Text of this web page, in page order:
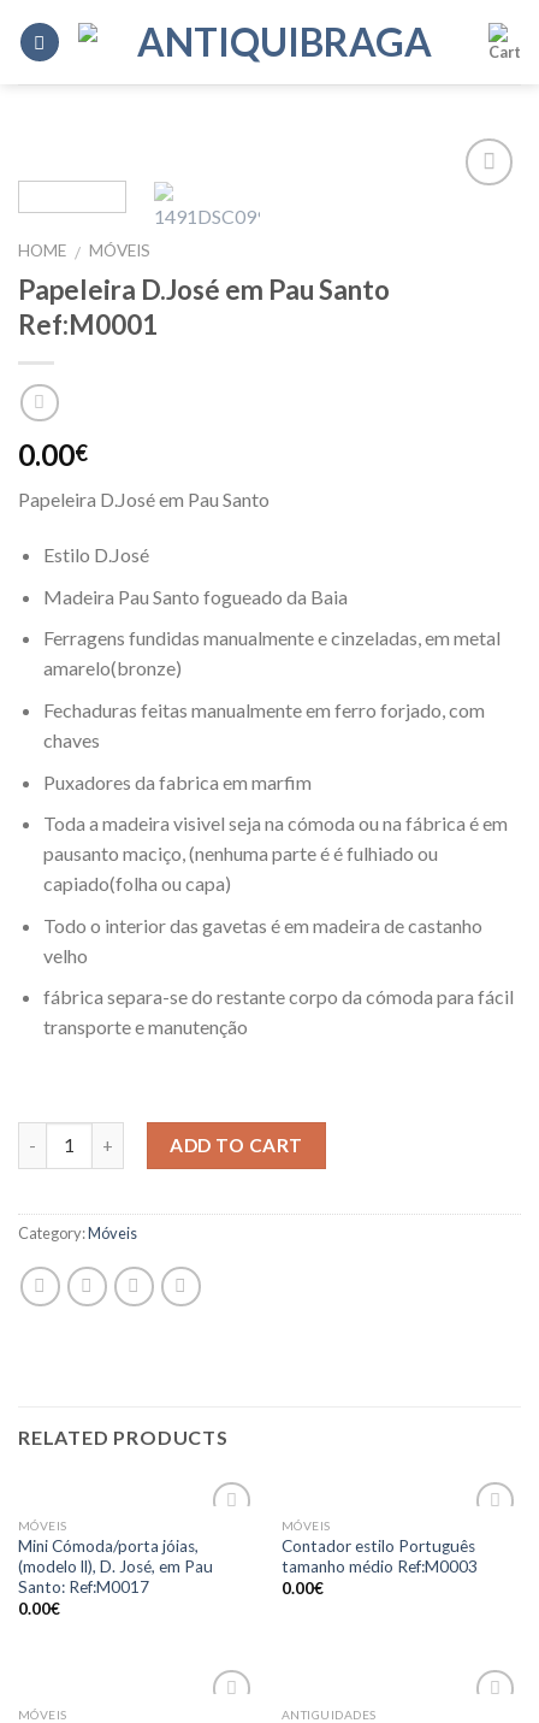
HOME / MÓVEIS
Papeleira D.José em Pau Santo
Ref:M0001
0.00€
Papeleira D.José em Pau Santo
Estilo D.José
Madeira Pau Santo fogueado da Baia
Ferragens fundidas manualmente e cinzeladas, em metal
amarelo(bronze)
Fechaduras feitas manualmente em ferro forjado, com
chaves
Puxadores da fabrica em marfim
Toda a madeira visivel seja na cómoda ou na fábrica é em
pausanto maciço, (nenhuma parte é é fulhiado ou
capiado(folha ou capa)
Todo o interior das gavetas é em madeira de castanho
velho
fábrica separa-se do restante corpo da cómoda para fácil
transporte e manutenção
ADD TO CART
Category:Móveis
RELATED PRODUCTS
Wishlist
MÓVEIS
Mini Cómoda/porta jóias,
(modelo ll), D. José, em Pau
Santo: Ref:M0017
0.00€
Wishlist
MÓVEIS
Contador estilo Português
tamanho médio Ref:M0003
0.00€
MÓVEIS ANTIGUIDADES